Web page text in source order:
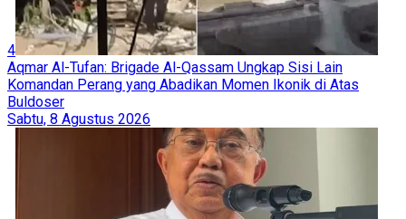
4
Aqmar Al-Tufan: Brigade Al-Qassam Ungkap Sisi Lain
Komandan Perang yang Abadikan Momen Ikonik di Atas
Buldoser
Sabtu, 8 Agustus 2026